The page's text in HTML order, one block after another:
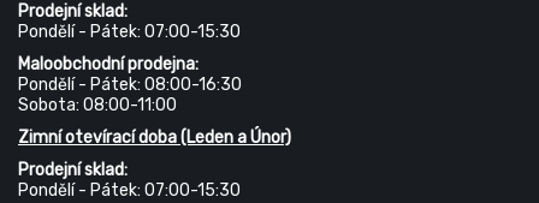
Prodejní sklad:
Pondělí - Pátek: 07:00-15:30
Maloobchodní prodejna:
Pondělí - Pátek: 08:00-16:30
Sobota: 08:00-11:00
Zimní otevírací doba (Leden a Únor)
Prodejní sklad:
Pondělí - Pátek: 07:00-15:30